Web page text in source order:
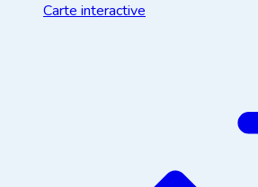
Carte interactive